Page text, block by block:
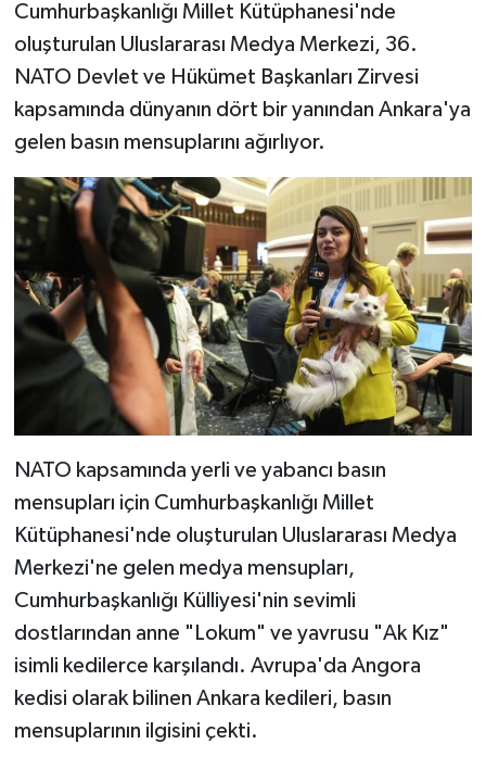
Cumhurbaşkanlığı Millet Kütüphanesi'nde
oluşturulan Uluslararası Medya Merkezi, 36.⁠
⁠NATO Devlet ve Hükümet Başkanları Zirvesi
kapsamında dünyanın dört bir yanından Ankara'ya
gelen basın mensuplarını ağırlıyor.
NATO kapsamında yerli ve yabancı basın
mensupları için Cumhurbaşkanlığı Millet
Kütüphanesi'nde oluşturulan Uluslararası Medya
Merkezi'ne gelen medya mensupları,
Cumhurbaşkanlığı Külliyesi'nin sevimli
dostlarından anne "Lokum" ve yavrusu "Ak Kız"
isimli kedilerce karşılandı. Avrupa'da Angora
kedisi olarak bilinen Ankara kedileri, basın
mensuplarının ilgisini çekti.